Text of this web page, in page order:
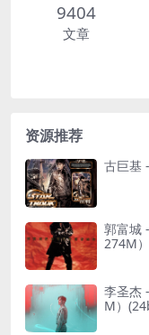
9404
文章
资源推荐
古巨基
郭富城
274M）
李圣杰
M）